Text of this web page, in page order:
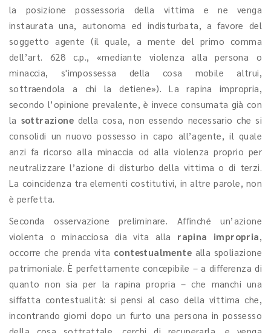
la posizione possessoria della vittima e ne venga
instaurata una, autonoma ed indisturbata, a favore del
soggetto agente (il quale, a mente del primo comma
dell’art. 628 c.p., «mediante violenza alla persona o
minaccia, s'impossessa della cosa mobile altrui,
sottraendola a chi la detiene»). La rapina impropria,
secondo l’opinione prevalente, è invece consumata già con
la sottrazione della cosa, non essendo necessario che si
consolidi un nuovo possesso in capo all’agente, il quale
anzi fa ricorso alla minaccia od alla violenza proprio per
neutralizzare l’azione di disturbo della vittima o di terzi.
La coincidenza tra elementi costitutivi, in altre parole, non
è perfetta.
Seconda osservazione preliminare. Affinché un’azione
violenta o minacciosa dia vita alla rapina impropria,
occorre che prenda vita contestualmente alla spoliazione
patrimoniale. È perfettamente concepibile – a differenza di
quanto non sia per la rapina propria – che manchi una
siffatta contestualità: si pensi al caso della vittima che,
incontrando giorni dopo un furto una persona in possesso